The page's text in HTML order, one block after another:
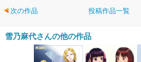
次の作品 投稿作品一覧
雪乃麻代さんの他の作品